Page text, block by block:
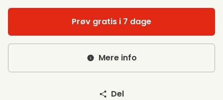
Prøv gratis i 7 dage
Mere info
Del